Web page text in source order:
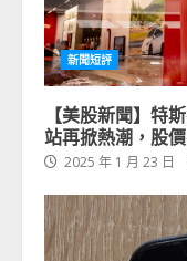
新聞短評
【美股新聞】特
站再掀熱潮，股
2025 年 1 月 23 日